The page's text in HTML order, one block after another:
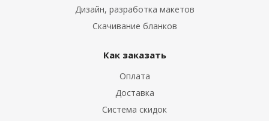
Дизайн, разработка макетов
Скачивание бланков
Как заказать
Оплата
Доставка
Система скидок